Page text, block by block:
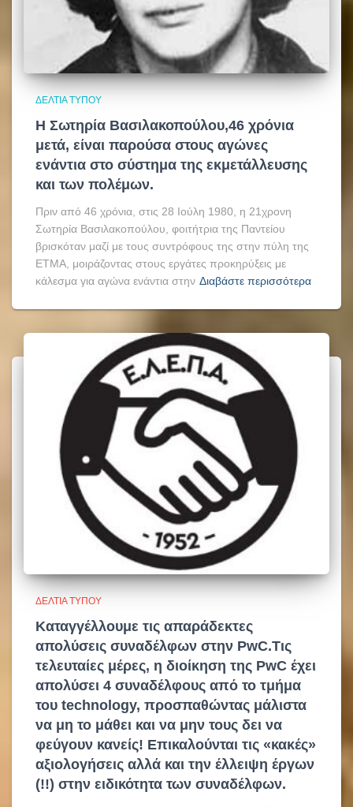
ΔΕΛΤΊΑ ΤΎΠΟΥ
Η Σωτηρία Βασιλακοπούλου,46 χρόνια
μετά, είναι παρούσα στους αγώνες
ενάντια στο σύστημα της εκμετάλλευσης
και των πολέμων.
Πριν από 46 χρόνια, στις 28 Ιούλη 1980, η 21χρονη
Σωτηρία Βασιλακοπούλου, φοιτήτρια της Παντείου
βρισκόταν μαζί με τους συντρόφους της στην πύλη της
ΕΤΜΑ, μοιράζοντας στους εργάτες προκηρύξεις με
κάλεσμα για αγώνα ενάντια στην Διαβάστε περισσότερα
ΔΕΛΤΊΑ ΤΎΠΟΥ
Καταγγέλλουμε τις απαράδεκτες
απολύσεις συναδέλφων στην PwC.Τις
τελευταίες μέρες, η διοίκηση της PwC έχει
απολύσει 4 συναδέλφους από το τμήμα
του technology, προσπαθώντας μάλιστα
να μη το μάθει και να μην τους δει να
φεύγουν κανείς! Επικαλούνται τις «κακές»
αξιολογήσεις αλλά και την έλλειψη έργων
(!!) στην ειδικότητα των συναδέλφων.